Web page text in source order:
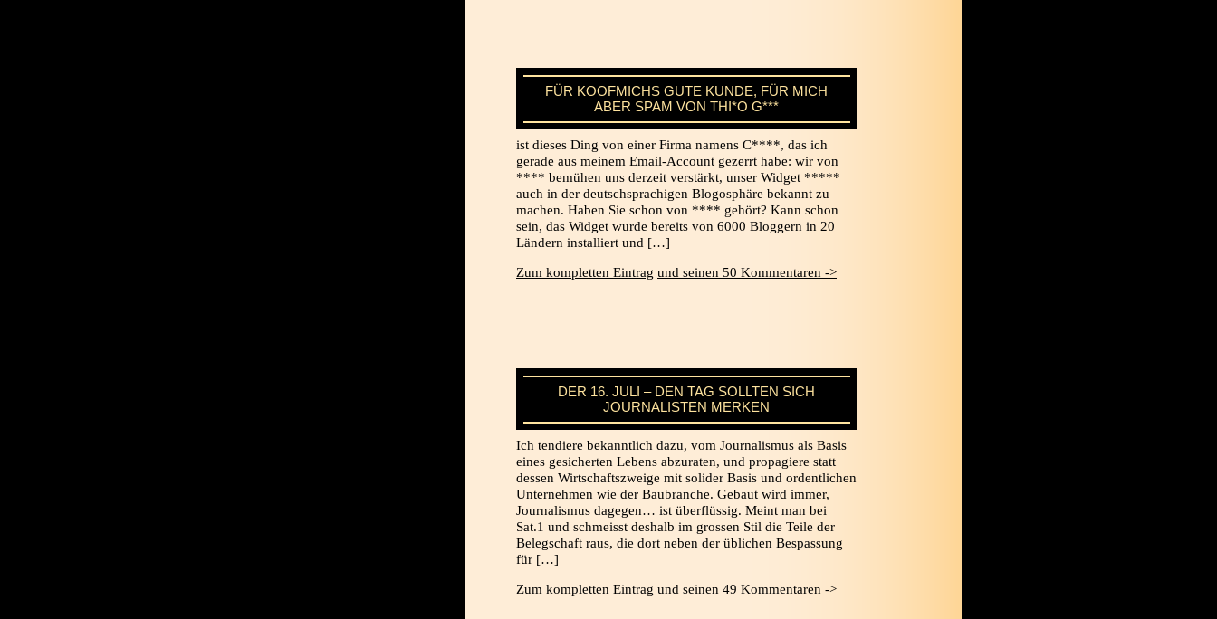
FÜR KOOFMICHS GUTE KUNDE, FÜR MICH
ABER SPAM VON THI*O G***
ist dieses Ding von einer Firma namens C****, das ich
gerade aus meinem Email-Account gezerrt habe: wir von
**** bemühen uns derzeit verstärkt, unser Widget *****
auch in der deutschsprachigen Blogosphäre bekannt zu
machen. Haben Sie schon von **** gehört? Kann schon
sein, das Widget wurde bereits von 6000 Bloggern in 20
Ländern installiert und […]
Zum kompletten Eintrag und seinen 50 Kommentaren ->
DER 16. JULI – DEN TAG SOLLTEN SICH
JOURNALISTEN MERKEN
Ich tendiere bekanntlich dazu, vom Journalismus als Basis
eines gesicherten Lebens abzuraten, und propagiere statt
dessen Wirtschaftszweige mit solider Basis und ordentlichen
Unternehmen wie der Baubranche. Gebaut wird immer,
Journalismus dagegen… ist überflüssig. Meint man bei
Sat.1 und schmeisst deshalb im grossen Stil die Teile der
Belegschaft raus, die dort neben der üblichen Bespassung
für […]
Zum kompletten Eintrag und seinen 49 Kommentaren ->